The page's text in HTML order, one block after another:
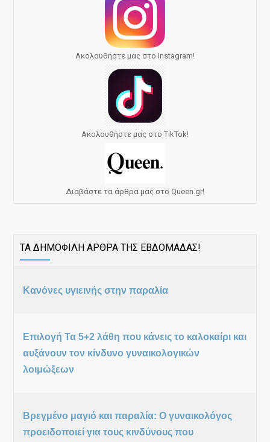
Ακολουθήστε μας στο Instagram!
Ακολουθήστε μας στο TikTok!
Διαβάστε τα άρθρα μας στο Queen.gr!
ΤΑ ΔΗΜΟΦΙΛΗ ΑΡΘΡΑ ΤΗΣ ΕΒΔΟΜΑΔΑΣ!
Κανόνες υγιεινής στην παραλία
Επιλογή Τα 5+2 λάθη που κάνεις το καλοκαίρι και
αυξάνουν τον κίνδυνο γυναικολογικών
λοιμώξεων
Βρεγμένο μαγιό και παραλία: Ο γυναικολόγος
προειδοποιεί για τους κινδύνους που